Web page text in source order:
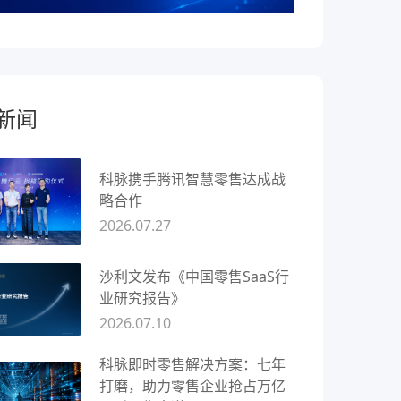
闻
科脉携手腾讯智慧零售达成战
略合作
2026.07.27
沙利文发布《中国零售SaaS行
业研究报告》
2026.07.10
科脉即时零售解决方案：七年
打磨，助力零售企业抢占万亿